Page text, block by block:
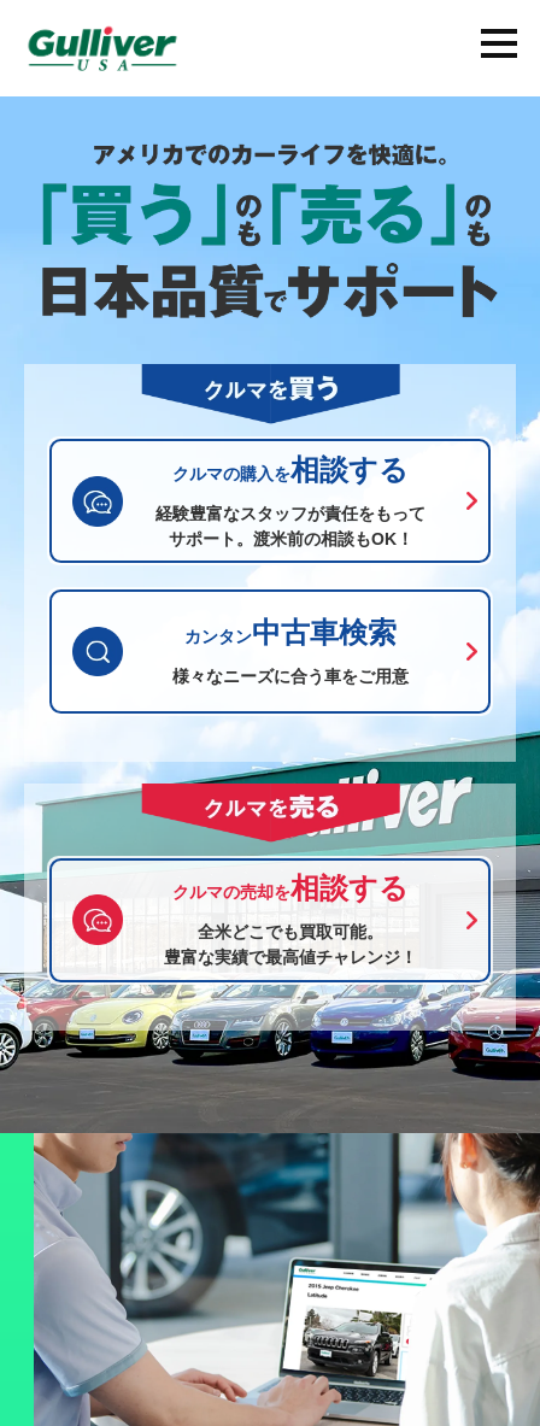
クルマの購入を相談する
経験豊富なスタッフが責任をもって
サポート。渡米前の相談もOK！
カンタン中古車検索
様々なニーズに合う車をご用意
クルマの売却を相談する
全米どこでも買取可能。
豊富な実績で最高値チャレンジ！